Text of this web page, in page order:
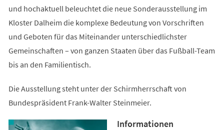
und hochaktuell beleuchtet die neue Sonderausstellung im
Kloster Dalheim die komplexe Bedeutung von Vorschriften
und Geboten für das Miteinander unterschiedlichster
Gemeinschaften – von ganzen Staaten über das Fußball-Team
bis an den Familientisch.
Die Ausstellung steht unter der Schirmherrschaft von
Bundespräsident Frank-Walter Steinmeier.
Informationen